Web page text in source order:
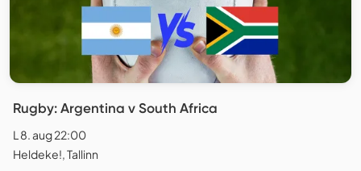
Rugby: Argentina v South Africa
L 8. aug 22:00
Heldeke!, Tallinn